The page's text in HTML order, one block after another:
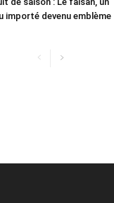
importé devenu emblème